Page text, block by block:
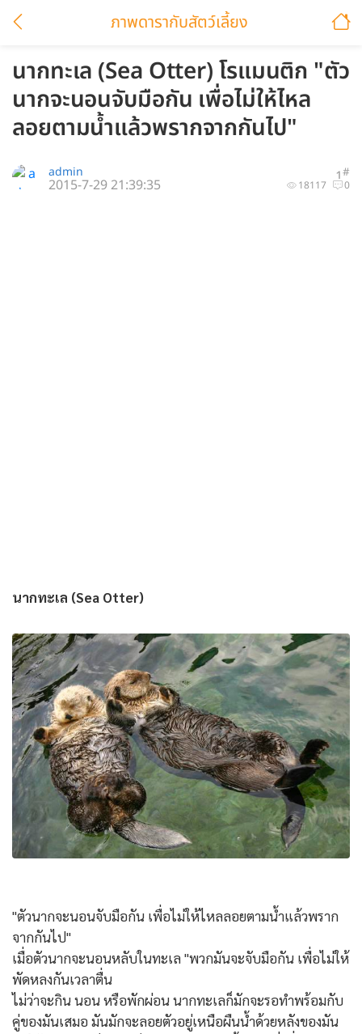
ภาพดารากับสัตว์เลี้ยง
นากทะเล (Sea Otter) โรแมนติก "ตัว
นากจะนอนจับมือกัน เพื่อไม่ให้ไหล
ลอยตามน้ำแล้วพรากจากกันไป"
1#
admin
18117 0
2015-7-29 21:39:35
นากทะเล (Sea Otter)
"ตัวนากจะนอนจับมือกัน เพื่อไม่ให้ไหลลอยตามน้ำแล้วพราก
จากกันไป"
เมื่อตัวนากจะนอนหลับในทะเล "พวกมันจะจับมือกัน เพื่อไม่ให้
พัดหลงกันเวลาตื่น
ไม่ว่าจะกิน นอน หรือพักผ่อน นากทะเลก็มักจะรอทำพร้อมกับ
คู่ของมันเสมอ มันมักจะลอยตัวอยู่เหนือผืนน้ำด้วยหลังของมัน